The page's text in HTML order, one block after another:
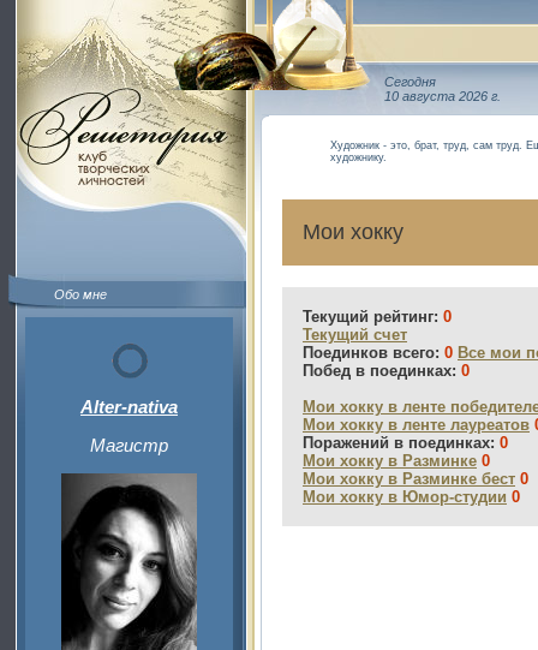
Обо мне
Alter-nativa
Магистр
Сегодня
10 августа 2026 г.
Художник - это, брат, труд, сам труд.
художнику.
Мои хокку
Текущий рейтинг: 0
Текущий счет
Поединков всего: 0 Все мои
Побед в поединках: 0
Мои хокку в ленте
Мои хокку в ленте лауреатов
Поражений в поединках: 0
Мои хокку в Разминке 0
Мои хокку в Разминке бест 0
Мои хокку в Юмор-студии 0